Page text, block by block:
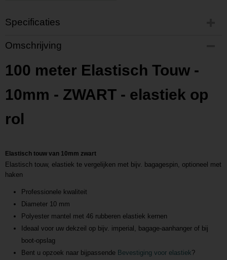
Specificaties
Productcode
P201708080913
Productcode leverancier
L201708080913
Omschrijving
100 meter Elastisch Touw -
10mm - ZWART - elastiek op
rol
Elastisch touw van 10mm zwart
Elastisch touw, elastiek te vergelijken met bijv. bagagespin, optioneel met
haken
Professionele kwaliteit
Diameter 10 mm
Polyester mantel met 46 rubberen elastiek kernen
Ideaal voor uw dekzeil op bijv. imperial, bagage-aanhanger of bij
boot-opslag
Bent u opzoek naar bijpassende Bevestiging voor elastiek?